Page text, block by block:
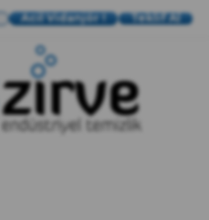
Acil Vidanjör ! Teklif Al